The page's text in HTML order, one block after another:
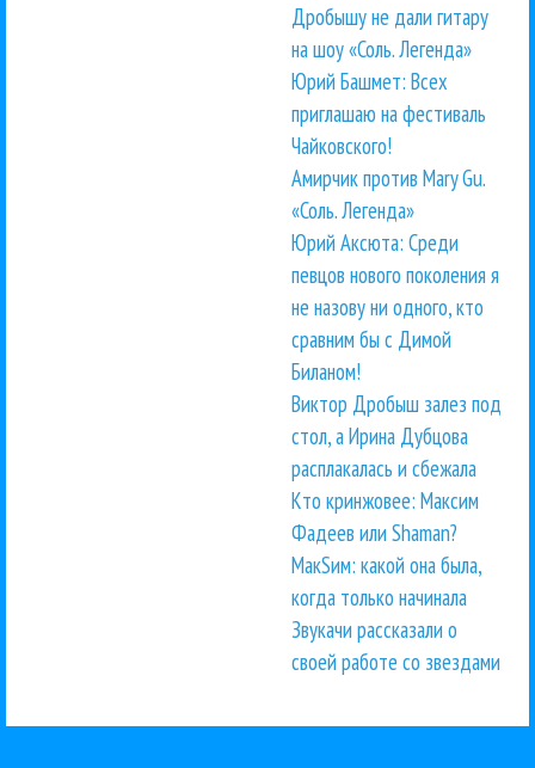
Дробышу не дали гитару
на шоу «Соль. Легенда»
Юрий Башмет: Всех
приглашаю на фестиваль
Чайковского!
Амирчик против Mary Gu.
«Соль. Легенда»
Юрий Аксюта: Среди
певцов нового поколения я
не назову ни одного, кто
сравним бы с Димой
Биланом!
Виктор Дробыш залез под
стол, а Ирина Дубцова
расплакалась и сбежала
Кто кринжовее: Максим
Фадеев или Shaman?
МакSим: какой она была,
когда только начинала
Звукачи рассказали о
своей работе со звездами